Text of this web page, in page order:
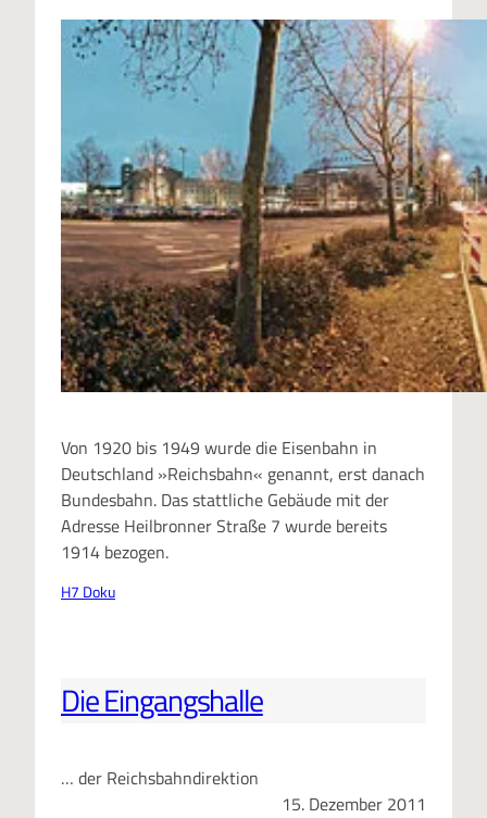
Von 1920 bis 1949 wurde die Eisenbahn in
Deutschland »Reichsbahn« genannt, erst danach
Bundesbahn. Das stattliche Gebäude mit der
Adresse Heilbronner Straße 7 wurde bereits
1914 bezogen.
H7 Doku
Die Eingangshalle
… der Reichsbahndirektion
15. Dezember 2011